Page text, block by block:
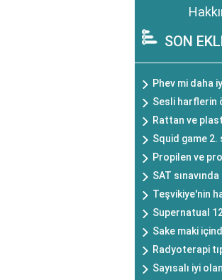
SON
Phev mi daha
Sesli harflerin
Rattan ve
Squid game
Propilen ve
SAT
Teşvikiye'nin
Supernatual
Sake maki
Radyoterapi
Sayısalı iyi